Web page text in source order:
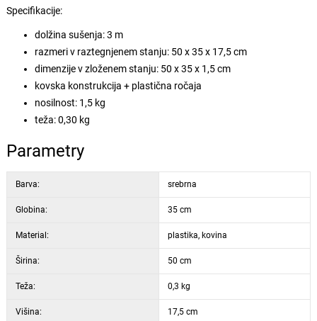
Specifikacije:
dolžina sušenja: 3 m
razmeri v raztegnjenem stanju: 50 x 35 x 17,5 cm
dimenzije v zloženem stanju: 50 x 35 x 1,5 cm
kovska konstrukcija + plastična ročaja
nosilnost: 1,5 kg
teža: 0,30 kg
Parametry
Barva: srebrna
Globina: 35 cm
Material: plastika, kovina
Širina: 50 cm
Teža: 0,3 kg
Višina: 17,5 cm